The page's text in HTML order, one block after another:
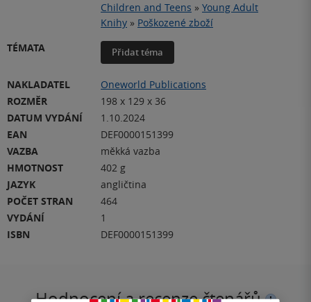
Children and Teens » Young Adult
Knihy » Poškozené zboží
TÉMATA
Přidat téma
NAKLADATEL
Oneworld Publications
ROZMĚR
198 x 129 x 36
DATUM VYDÁNÍ
1.10.2024
EAN
DEF0000151399
VAZBA
měkká vazba
HMOTNOST
402 g
JAZYK
angličtina
POČET STRAN
464
VYDÁNÍ
1
ISBN
DEF0000151399